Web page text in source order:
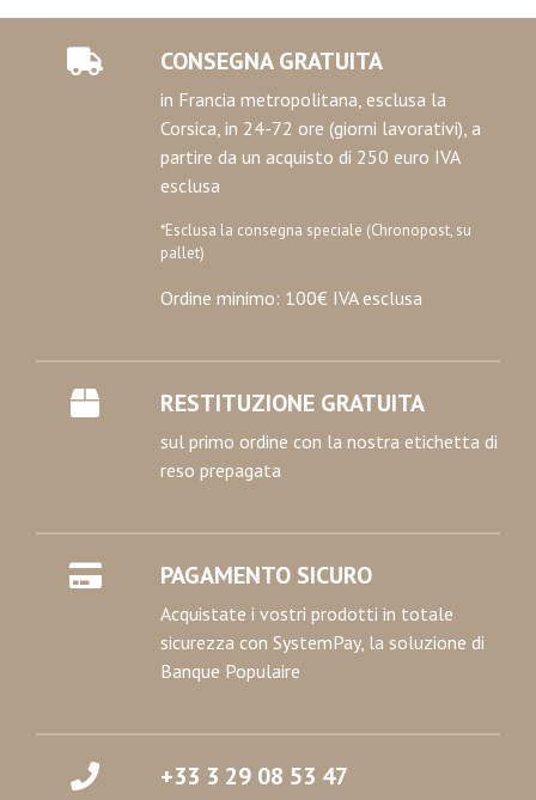
CONSEGNA GRATUITA
in Francia metropolitana, esclusa la
Corsica, in 24-72 ore (giorni lavorativi), a
partire da un acquisto di 250 euro IVA
esclusa
*Esclusa la consegna speciale (Chronopost, su
pallet)
Ordine minimo: 100€ IVA esclusa
RESTITUZIONE GRATUITA
sul primo ordine con la nostra etichetta di
reso prepagata
PAGAMENTO SICURO
Acquistate i vostri prodotti in totale
sicurezza con SystemPay, la soluzione di
Banque Populaire
+33 3 29 08 53 47